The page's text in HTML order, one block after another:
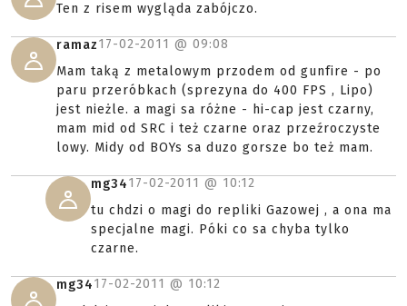
Ten z risem wygląda zabójczo.
ramaz17-02-2011 @ 09:08
Mam taką z metalowym przodem od gunfire - po
paru przeróbkach (sprezyna do 400 FPS , Lipo)
jest nieżle. a magi sa różne - hi-cap jest czarny,
mam mid od SRC i też czarne oraz przeźroczyste
lowy. Midy od BOYs sa duzo gorsze bo też mam.
mg3417-02-2011 @ 10:12
tu chdzi o magi do repliki Gazowej , a ona ma
specjalne magi. Póki co sa chyba tylko
czarne.
mg3417-02-2011 @ 10:12